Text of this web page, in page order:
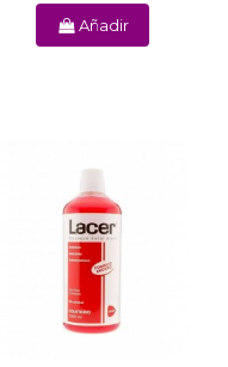
Añadir